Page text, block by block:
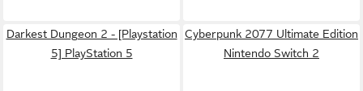
Darkest Dungeon 2 - [Playstation
5] PlayStation 5
Cyberpunk 2077 Ultimate Edition
Nintendo Switch 2